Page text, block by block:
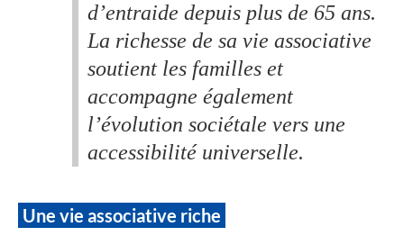
d’entraide depuis plus de 65 ans.
La richesse de sa vie associative
soutient les familles et
accompagne également
l’évolution sociétale vers une
accessibilité universelle.
Une vie associative riche